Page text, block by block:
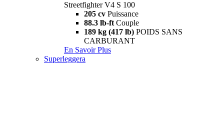
Streetfighter V4 S 100
205 cv Puissance
88.3 lb-ft Couple
189 kg (417 lb) POIDS SANS
CARBURANT
En Savoir Plus
Superleggera